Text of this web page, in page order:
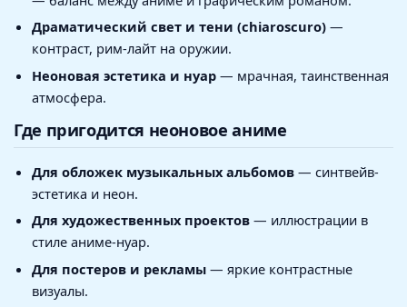
Драматический свет и тени (chiaroscuro)—
контраст, рим-лайт на оружии.
Неоновая эстетика и нуар— мрачная, таинственная
атмосфера.
Где пригодится неоновое аниме
Для обложек музыкальных альбомов— синтвейв-
эстетика и неон.
Для художественных проектов— иллюстрации в
стиле аниме-нуар.
Для постеров и рекламы— яркие контрастные
визуалы.